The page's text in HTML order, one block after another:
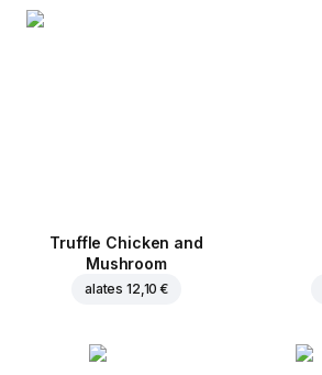
Truffle Chicken and
Mushroom
alates 12,10 €